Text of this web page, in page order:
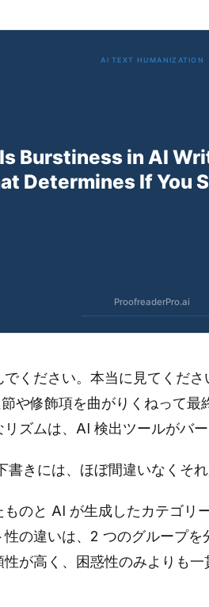
でください。本当に見てくだ
や修飾項を曲がりくねって
ズムは、AI 検出ツールがバー
きには、ほぼ間違いなくそれ
のと AI が生成したカテゴリ
の違いは、2 つのグループ
が高く、困惑性のみよりも一